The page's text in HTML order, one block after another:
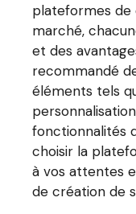
plateformes de
marché,
et des
recommandé
éléments tels
fonctionnalités
choisir la
à vos attentes
de création de